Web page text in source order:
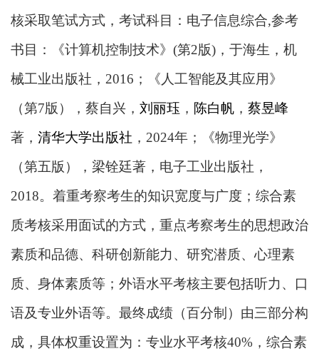
核采取笔试方式，考试科目：电子信息综合,参考
书目：
《计算机控制技术》 (第2版)，于海生，机
械工业出版社，2016；
《 人工智能及其应用》
（第7版），蔡自兴， 刘丽珏 ， 陈白帆 ， 蔡昱峰
著， 清华大学出版社 ， 2024年；《物理光学》
（第五版），梁铨廷著，电子工业出版社，
2018。着重考察考生的知识宽度与广度；综合素
质考核采用面试的方式，重点考察考生的思想政治
素质和品德、科研创新能力、研究潜质、心理素
质、身体素质等；外语水平考核主要包括听力、口
语及专业外语等。最终成绩（百分制）由三部分构
成，具体权重设置为：专业水平考核40%，综合素